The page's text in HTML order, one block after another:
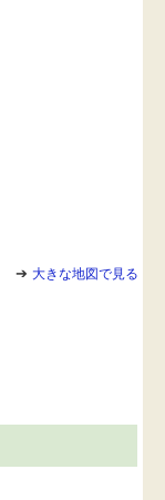
➔ 大きな地図で見る